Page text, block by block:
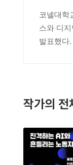
코넬대학
스와 디
발표했다
작가의 전